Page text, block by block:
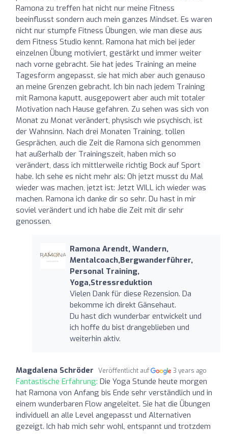
Ramona zu treffen hat nicht nur meine Fitness
beeinflusst sondern auch mein ganzes Mindset. Es waren
nicht nur stumpfe Fitness Übungen, wie man diese aus
dem Fitness Studio kennt. Ramona hat mich bei jeder
einzelnen Übung motiviert, gestärkt und immer weiter
nach vorne gebracht. Sie hat jedes Training an meine
Tagesform angepasst, sie hat mich aber auch genauso
an meine Grenzen gebracht. Ich bin nach jedem Training
mit Ramona kaputt, ausgepowert aber auch mit totaler
Motivation nach Hause gefahren. Zu sehen was sich von
Monat zu Monat verändert, physisch wie psychisch, ist
der Wahnsinn. Nach drei Monaten Training, tollen
Gesprächen, auch die Zeit die Ramona sich genommen
hat außerhalb der Trainingszeit, haben mich so
verändert, dass ich mittlerweile richtig Bock auf Sport
habe. Ich sehe es nicht mehr als: Oh jetzt musst du Mal
wieder was machen, jetzt ist: Jetzt WILL ich wieder was
machen. Ramona ich danke dir so sehr. Du hast in mir
soviel verändert und ich habe die Zeit mit dir sehr
genossen.
Ramona Arendt, Wandern,
Mentalcoach,Bergwanderführer,
Personal Training,
Yoga,Stressreduktion
Vielen Dank für diese Rezension. Da
bekomme ich direkt Gänsehaut.
Du hast dich wunderbar entwickelt und
ich hoffe du bist drangeblieben und
weiterhin aktiv.
Magdalena Schröder Veröffentlicht auf 3 years ago
Fantastische Erfahrung: Die Yoga Stunde heute morgen
hat Ramona von Anfang bis Ende sehr verständlich und in
einem wunderbaren Flow angeleitet. Sie hat die Übungen
individuell an alle Level angepasst und Alternativen
gezeigt. Ich hab mich sehr wohl, entspannt und trotzdem